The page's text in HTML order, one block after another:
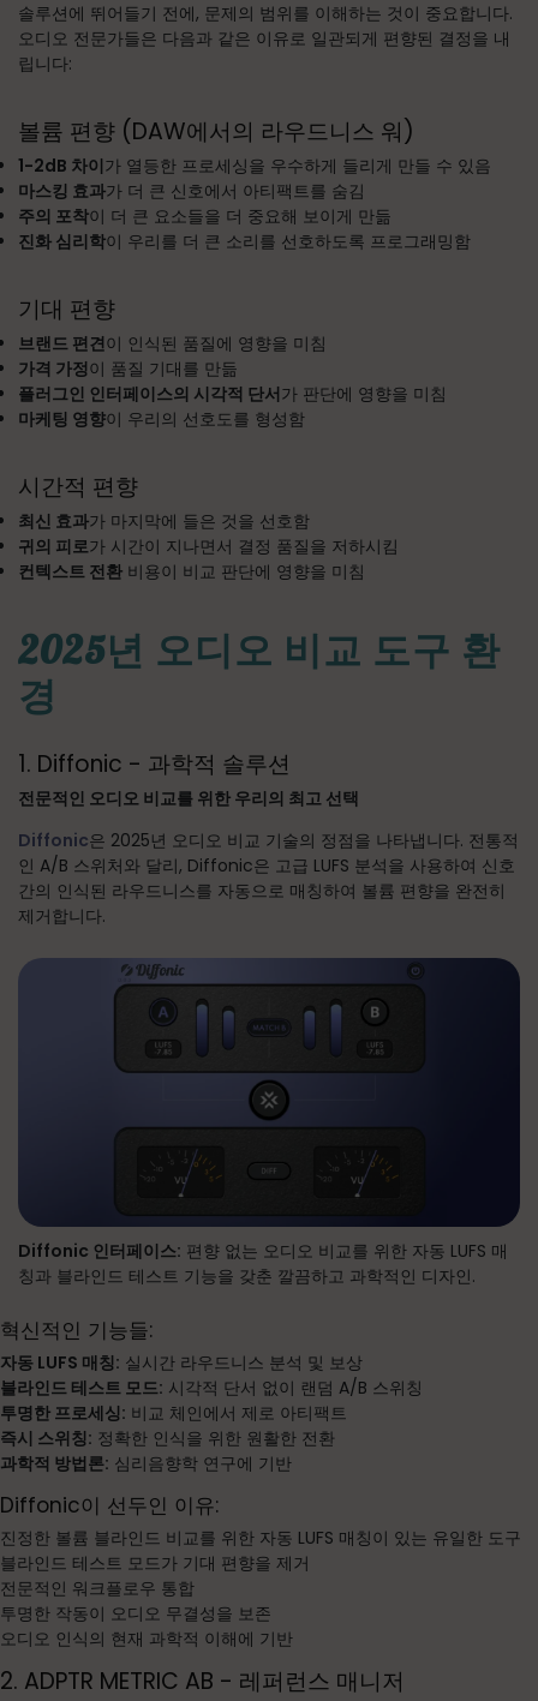
솔루션에 뛰어들기 전에, 문제의 범위를 이해하는 것이 중요합니다.
오디오 전문가들은 다음과 같은 이유로 일관되게 편향된 결정을 내
립니다:
볼륨 편향 (DAW에서의 라우드니스 워)
1-2dB 차이가 열등한 프로세싱을 우수하게 들리게 만들 수 있음
마스킹 효과가 더 큰 신호에서 아티팩트를 숨김
주의 포착이 더 큰 요소들을 더 중요해 보이게 만듦
진화 심리학이 우리를 더 큰 소리를 선호하도록 프로그래밍함
기대 편향
브랜드 편견이 인식된 품질에 영향을 미침
가격 가정이 품질 기대를 만듦
플러그인 인터페이스의 시각적 단서가 판단에 영향을 미침
마케팅 영향이 우리의 선호도를 형성함
시간적 편향
최신 효과가 마지막에 들은 것을 선호함
귀의 피로가 시간이 지나면서 결정 품질을 저하시킴
컨텍스트 전환 비용이 비교 판단에 영향을 미침
2025년 오디오 비교 도구 환
경
1. Diffonic - 과학적 솔루션
전문적인 오디오 비교를 위한 우리의 최고 선택
Diffonic은 2025년 오디오 비교 기술의 정점을 나타냅니다. 전통적
인 A/B 스위처와 달리, Diffonic은 고급 LUFS 분석을 사용하여 신호
간의 인식된 라우드니스를 자동으로 매칭하여 볼륨 편향을 완전히
제거합니다.
Diffonic 인터페이스: 편향 없는 오디오 비교를 위한 자동 LUFS 매
칭과 블라인드 테스트 기능을 갖춘 깔끔하고 과학적인 디자인.
혁신적인 기능들:
자동 LUFS 매칭: 실시간 라우드니스 분석 및 보상
블라인드 테스트 모드: 시각적 단서 없이 랜덤 A/B 스위칭
투명한 프로세싱: 비교 체인에서 제로 아티팩트
즉시 스위칭: 정확한 인식을 위한 원활한 전환
과학적 방법론: 심리음향학 연구에 기반
Diffonic이 선두인 이유:
진정한 볼륨 블라인드 비교를 위한 자동 LUFS 매칭이 있는 유일한 도구
블라인드 테스트 모드가 기대 편향을 제거
전문적인 워크플로우 통합
투명한 작동이 오디오 무결성을 보존
오디오 인식의 현재 과학적 이해에 기반
2. ADPTR METRIC AB - 레퍼런스 매니저